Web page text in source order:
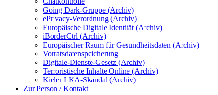
Going Dark-Gruppe (Archiv)
ePrivacy-Verordnung (Archiv)
Europäische Digitale Identität (Archiv)
iBorderCtrl (Archiv)
Europäischer Raum für Gesundheitsdaten (Archiv)
Vorratsdatenspeicherung
Digitale-Dienste-Gesetz (Archiv)
Terroristische Inhalte Online (Archiv)
Kieler LKA-Skandal (Archiv)
Zur Person / Kontakt